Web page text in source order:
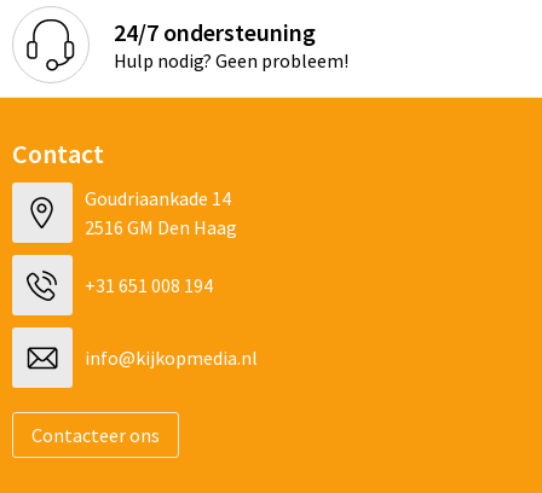
24/7 ondersteuning
Hulp nodig? Geen probleem!
Contact
Goudriaankade 14
2516 GM Den Haag
+31 651 008 194
info@kijkopmedia.nl
Contacteer ons